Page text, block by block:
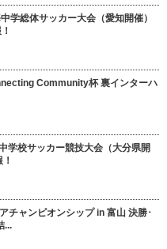
学総体サッカー大会（愛知開催）
Community杯 裏インターハ
学校サッカー競技大会（大分県開
チャンピオンシップ in 富山 決勝･
...